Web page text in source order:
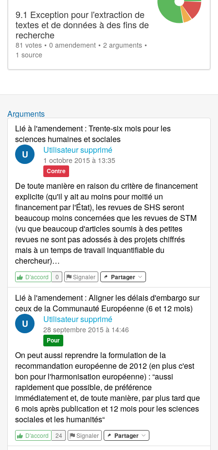
9.1 Exception pour l'extraction de
textes et de données à des fins de
recherche
81 votes 0 amendement
2 arguments
1 source
Arguments
Lié à l'amendement : Trente-six mois pour les
sciences humaines et sociales
U Utilisateur supprimé
1 octobre 2015 à 13:35
Contre
De toute manière en raison du critère de financement
explicite (qu'il y ait au moins pour moitié un
financement par l'État), les revues de SHS seront
beaucoup moins concernées que les revues de STM
(vu que beaucoup d'articles soumis à des petites
revues ne sont pas adossés à des projets chiffrés
mais à un temps de travail inquantifiable du
chercheur)…
D'accord 0 Signaler Partager
Lié à l'amendement : Aligner les délais d'embargo sur
ceux de la Communauté Européenne (6 et 12 mois)
U Utilisateur supprimé
28 septembre 2015 à 14:46
Pour
On peut aussi reprendre la formulation de la
recommandation européenne de 2012 (en plus c'est
bon pour l'harmonisation européenne) : “aussi
rapidement que possible, de préférence
immédiatement et, de toute manière, par plus tard que
6 mois après publication et 12 mois pour les sciences
sociales et les humanités“
D'accord 24 Signaler Partager